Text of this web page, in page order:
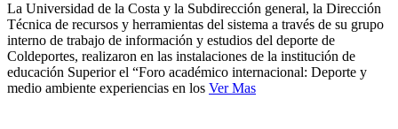
La Universidad de la Costa y la Subdirección general, la Dirección
Técnica de recursos y herramientas del sistema a través de su grupo
interno de trabajo de información y estudios del deporte de
Coldeportes, realizaron en las instalaciones de la institución de
educación Superior el “Foro académico internacional: Deporte y
medio ambiente experiencias en los Ver Mas